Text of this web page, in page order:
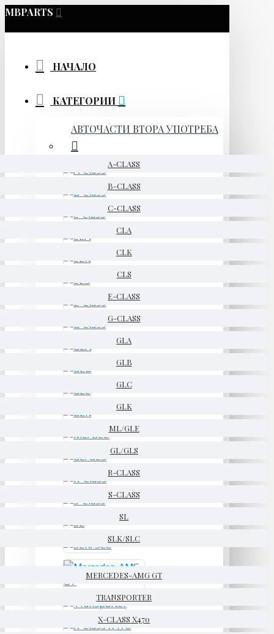
MBPARTS
НАЧАЛО
КАТЕГОРИИ
АВТОЧАСТИ ВТОРА УПОТРЕБА
A-CLASS
B-CLASS
C-CLASS
CLA
CLK
CLS
E-CLASS
G-CLASS
GLA
GLB
GLC
GLK
ML/GLE
GL/GLS
R-CLASS
S-CLASS
SL
SLK/SLC
MERCEDES-AMG GT
TRANSPORTER
X-CLASS X470